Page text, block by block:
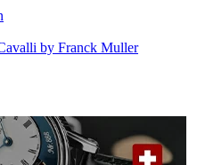
by Franck Muller